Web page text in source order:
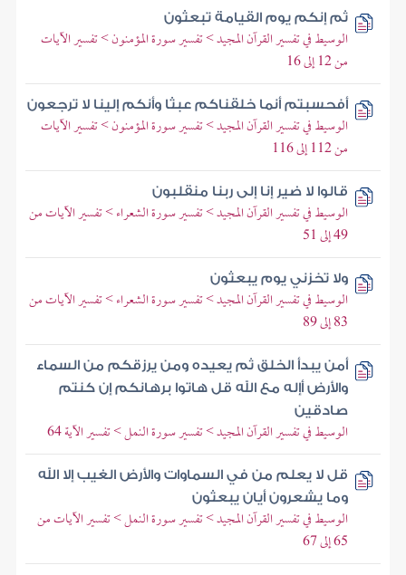
ثم إنكم يوم القيامة تبعثون
الوسيط في تفسير القرآن المجيد > تفسير سورة المؤمنون > تفسير الآيات
من 12 إلى 16
أفحسبتم أنما خلقناكم عبثا وأنكم إلينا لا ترجعون
الوسيط في تفسير القرآن المجيد > تفسير سورة المؤمنون > تفسير الآيات
من 112 إلى 116
قالوا لا ضير إنا إلى ربنا منقلبون
الوسيط في تفسير القرآن المجيد > تفسير سورة الشعراء > تفسير الآيات من
49 إلى 51
ولا تخزني يوم يبعثون
الوسيط في تفسير القرآن المجيد > تفسير سورة الشعراء > تفسير الآيات من
83 إلى 89
أمن يبدأ الخلق ثم يعيده ومن يرزقكم من السماء
والأرض أإله مع الله قل هاتوا برهانكم إن كنتم
صادقين
الوسيط في تفسير القرآن المجيد > تفسير سورة النمل > تفسير الآية 64
قل لا يعلم من في السماوات والأرض الغيب إلا الله
وما يشعرون أيان يبعثون
الوسيط في تفسير القرآن المجيد > تفسير سورة النمل > تفسير الآيات من
65 إلى 67